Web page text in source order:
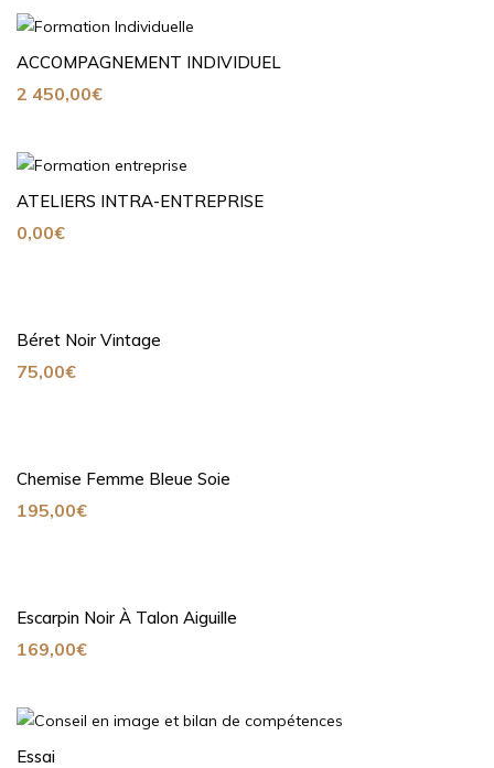
ACCOMPAGNEMENT INDIVIDUEL
2 450,00€
ATELIERS INTRA-ENTREPRISE
0,00€
Béret Noir Vintage
75,00€
Chemise Femme Bleue Soie
195,00€
Escarpin Noir À Talon Aiguille
169,00€
Essai